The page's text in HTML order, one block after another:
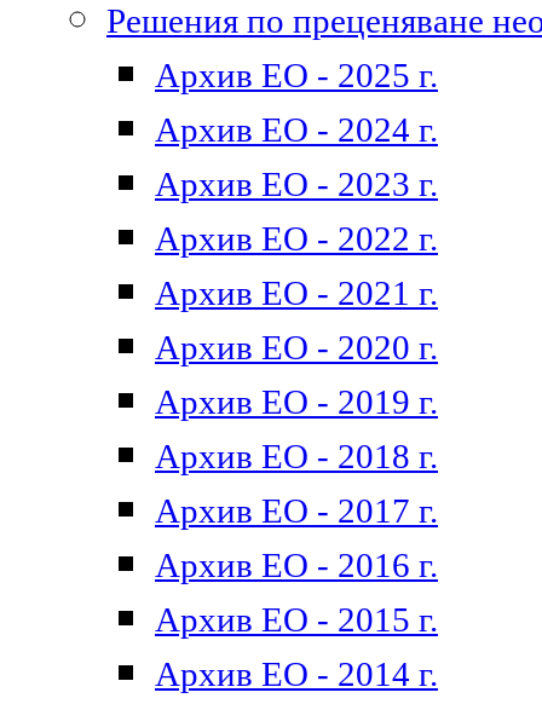
Решения по преценяване
Архив ЕО - 2025 г.
Архив ЕО - 2024 г.
Архив ЕО - 2023 г.
Архив ЕО - 2022 г.
Архив ЕО - 2021 г.
Архив ЕО - 2020 г.
Архив ЕО - 2019 г.
Архив ЕО - 2018 г.
Архив ЕО - 2017 г.
Архив ЕО - 2016 г.
Архив ЕО - 2015 г.
Архив ЕО - 2014 г.